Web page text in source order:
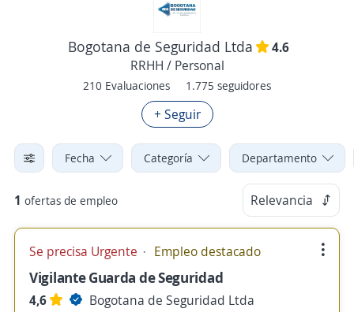
Bogotana de Seguridad Ltda
4.6
RRHH / Personal
210 Evaluaciones 1.775 seguidores
+ Seguir
Fecha Categoría Departamento
1 ofertas de empleo Relevancia
Se precisa Urgente Empleo destacado
Vigilante Guarda de Seguridad
4,6
Bogotana de Seguridad Ltda